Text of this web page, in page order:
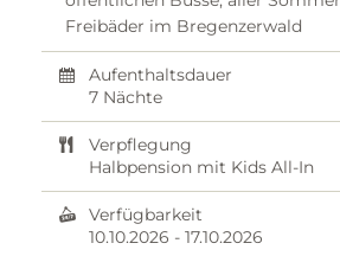
Freibäder im Bregenzerwald
Aufenthaltsdauer
7 Nächte
Verpflegung
Halbpension mit Kids All-In
Verfügbarkeit
10.10.2026 - 17.10.2026